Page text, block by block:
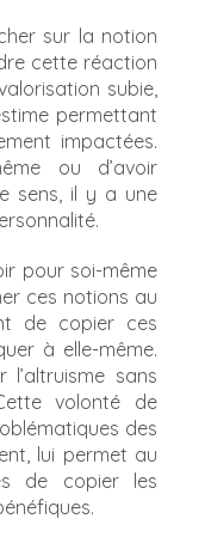
sur la notion
cette réaction
subie,
permettant
impactées.
ou d’avoir
sens, il y a une
pour soi-même
ces notions au
de copier ces
à elle-même.
l’altruisme sans
volonté de
des
lui permet au
de copier les